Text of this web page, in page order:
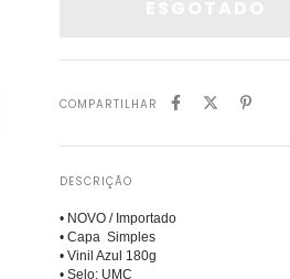
COMPARTILHAR
DESCRIÇÃO
• NOVO / Importado
• Capa Simples
• Vinil Azul 180g
• Selo: UMC